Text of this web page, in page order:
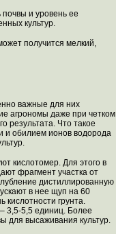
и уровень ее
культур.
получится мелкий,
важные для них
агрономы даже при четком
результата. Что такое
и обилием ионов водорода
кислотомер. Для этого в
фрагмент участка от
дистиллированную
в нее щуп на 60
кислотности грунта.
3,5-5,5 единиц. Более
для высаживания культур.